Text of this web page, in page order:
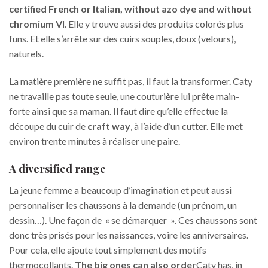
certified French or Italian, without azo dye and without
chromium VI. Elle y trouve aussi des produits colorés plus
funs. Et elle s’arrête sur des cuirs souples, doux (velours),
naturels.
La matière première ne suffit pas, il faut la transformer. Caty
ne travaille pas toute seule, une couturière lui prête main-
forte ainsi que sa maman. Il faut dire qu’elle effectue la
découpe du cuir de craft way , à l’aide d’un cutter. Elle met
environ trente minutes à réaliser une paire.
A diversified range
La jeune femme a beaucoup d’imagination et peut aussi
personnaliser les chaussons à la demande (un prénom, un
dessin…). Une façon de « se démarquer ». Ces chaussons sont
donc très prisés pour les naissances, voire les anniversaires.
Pour cela, elle ajoute tout simplement des motifs
thermocollants. The big ones can also orderCaty has, in